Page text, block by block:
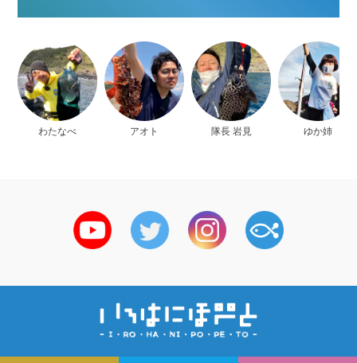
わたなべ アオト 隊長 岩見 ゆか姉